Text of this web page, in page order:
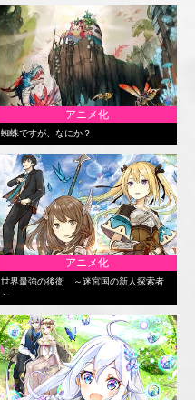
アニメ化
蜘蛛ですが、なにか？
アニメ化
世界最強の後衛 ～迷宮国の新人探索者
～